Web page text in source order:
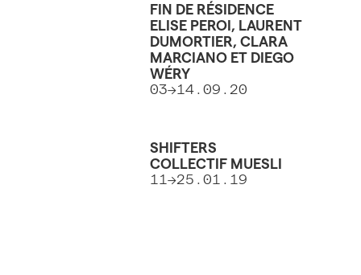
FIN DE RÉSIDENCE
ELISE PEROI, LAURENT
DUMORTIER, CLARA
MARCIANO ET DIEGO
WÉRY
03→14.09.20
SHIFTERS
COLLECTIF MUESLI
11→25.01.19